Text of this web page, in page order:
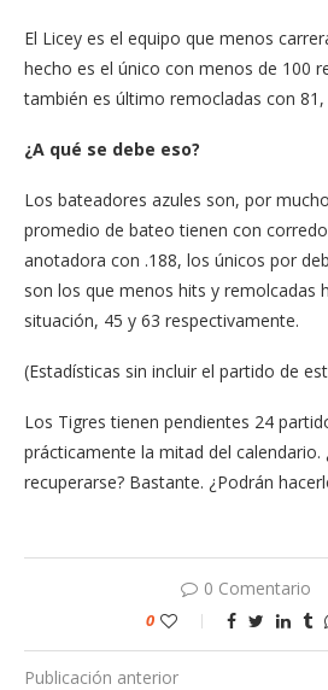
El Licey es el equipo que menos
hecho es el único con menos de 100
también es último remocladas con
¿A qué se debe eso?
Los bateadores azules son, por
promedio de bateo tienen con
anotadora con .188, los únicos por
son los que menos hits y remolcadas
situación, 45 y 63 respectivamente.
(Estadísticas sin incluir el partido de
Los Tigres tienen pendientes 24
prácticamente la mitad del calendario.
recuperarse? Bastante. ¿Podrán
0 Comentario
0
Publicación anterior